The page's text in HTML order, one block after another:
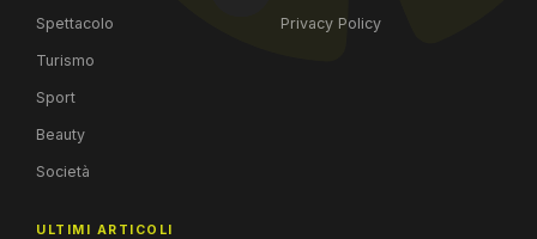
Spettacolo
Turismo
Sport
Beauty
Società
Privacy Policy
ULTIMI ARTICOLI